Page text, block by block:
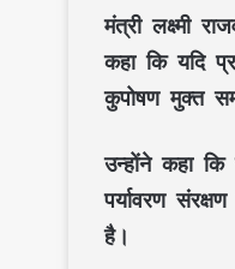
मंत्रीलक्ष्मी
कहा कि यदि
कुपोषण मुक्त
उन्होंने कहा कि
पर्यावरण संरक्षण
है।